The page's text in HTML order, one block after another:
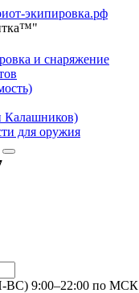
и снаряжение
для оружия
ВС) 9:00–22:00 по МСК